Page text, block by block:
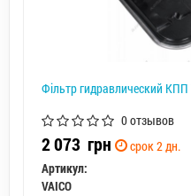
Фільтр гидравлический КПП
0 отзывов
2 073 грн
срок 2 дн.
Артикул:
VAICO